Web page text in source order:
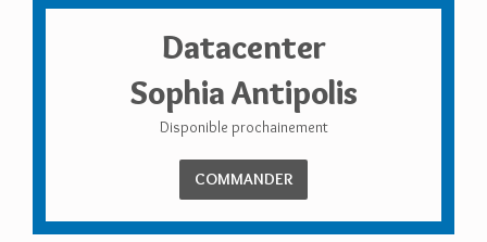
Datacenter
Sophia Antipolis
Disponible prochainement
COMMANDER